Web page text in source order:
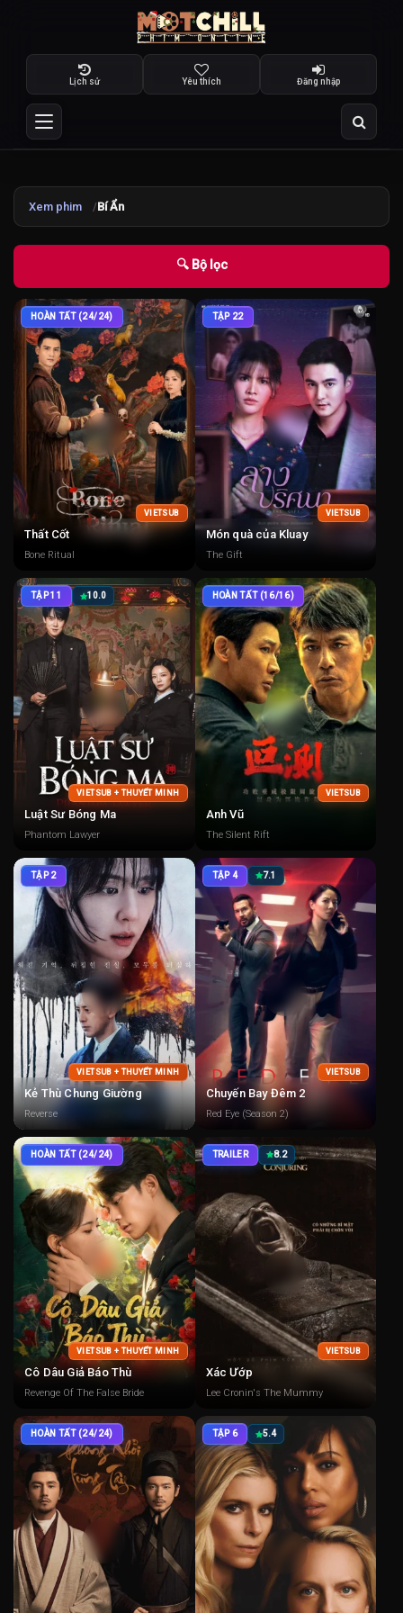
Lịch sử Yêu thích Đăng nhập
Xem phim Bí Ẩn
🔍 Bộ lọc
HOÀN TẤT (24/24)
VIETSUB
Thất Cốt
Bone Ritual
TẬP 22
VIETSUB
Món quà của Kluay
The Gift
TẬP 11 10.0
VIETSUB + THUYẾT MINH
Luật Sư Bóng Ma
Phantom Lawyer
HOÀN TẤT (16/16)
VIETSUB
Anh Vũ
The Silent Rift
TẬP 2
VIETSUB + THUYẾT MINH
Kẻ Thù Chung Giường
Reverse
TẬP 4 7.1
VIETSUB
Chuyến Bay Đêm 2
Red Eye (Season 2)
HOÀN TẤT (24/24)
VIETSUB + THUYẾT MINH
Cô Dâu Giả Báo Thù
Revenge Of The False Bride
TRAILER 8.2
VIETSUB
Xác Ướp
Lee Cronin's The Mummy
HOÀN TẤT (24/24) TẬP 6 5.4